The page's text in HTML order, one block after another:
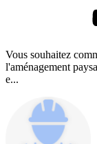
Vous souhaitez
l'aménagement
e...